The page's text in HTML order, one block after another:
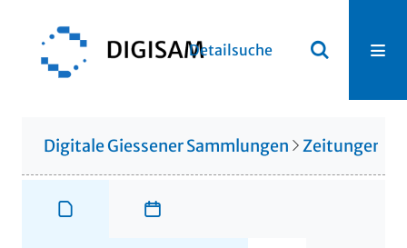
Detailsuche
Digitale Giessener Sammlungen Zeitungen